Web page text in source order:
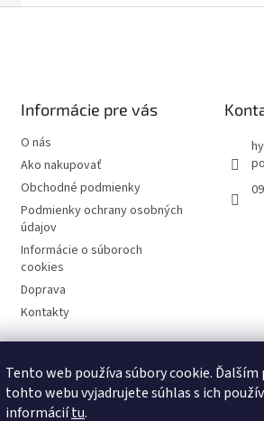
Tento web používa súbory cookie.
tohto webu vyjadrujete súhlas s ich
informáciítu.
Informácie pre vás
O nás
Ako nakupovať
Obchodné podmienky
Podmienky ochrany osobných
údajov
Informácie o súboroch
cookies
Doprava
Kontakty